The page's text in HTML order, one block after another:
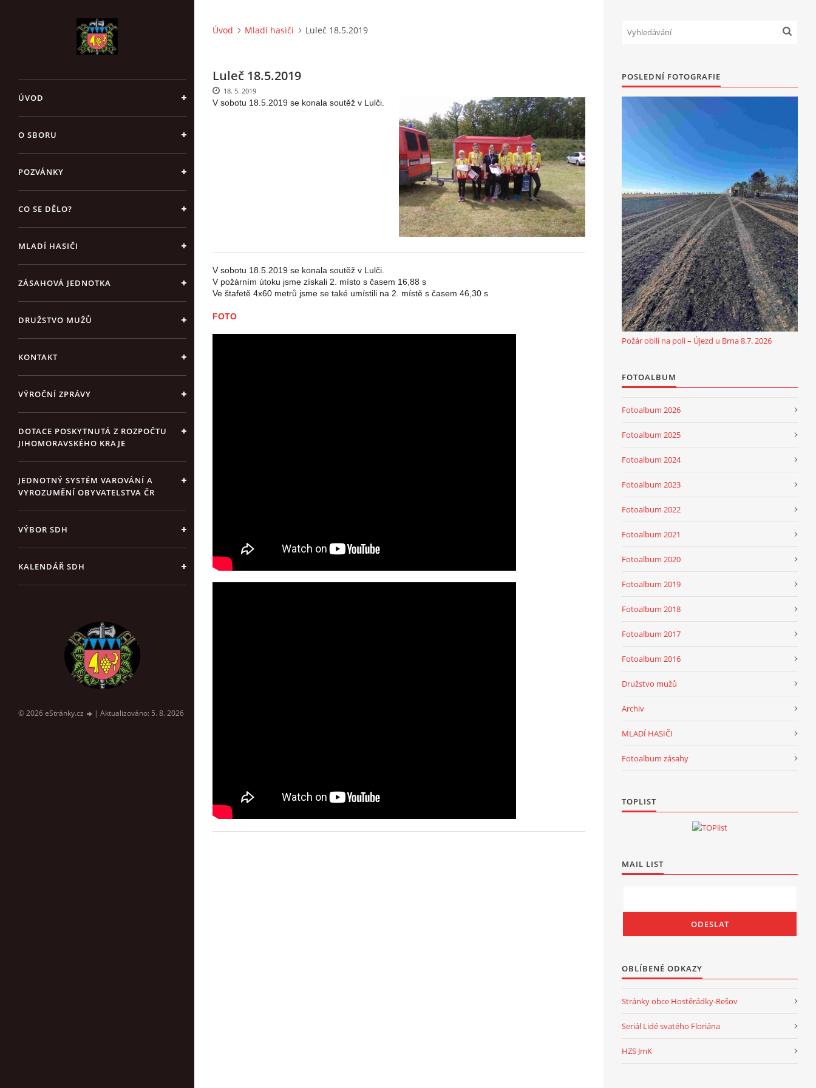
ÚVOD
O SBORU
POZVÁNKY
CO SE DĚLO?
MLADÍ HASIČI
ZÁSAHOVÁ JEDNOTKA
DRUŽSTVO MUŽŮ
KONTAKT
VÝROČNÍ ZPRÁVY
DOTACE POSKYTNUTÁ Z ROZPOČTU
JIHOMORAVSKÉHO KRAJE
JEDNOTNÝ SYSTÉM VAROVÁNÍ A
VYROZUMĚNÍ OBYVATELSTVA ČR
VÝBOR SDH
KALENDÁŘ SDH
© 2026 eStránky.cz | Aktualizováno: 5. 8. 2026
Úvod Mladí hasiči Luleč 18.5.2019
Luleč 18.5.2019
V sobotu 18.5.2019 se konala soutěž v Lulči.
18. 5. 2019
V sobotu 18.5.2019 se konala soutěž v Lulči.
V požárním útoku jsme získali 2. místo s časem 16,88 s
Ve štafetě 4x60 metrů jsme se také umístili na 2. místě s časem 46,30 s
FOTO
POSLEDNÍ FOTOGRAFIE
Požár obilí na poli – Újezd u Brna 8.7. 2026
FOTOALBUM
Fotoalbum 2026
Fotoalbum 2025
Fotoalbum 2024
Fotoalbum 2023
Fotoalbum 2022
Fotoalbum 2021
Fotoalbum 2020
Fotoalbum 2019
Fotoalbum 2018
Fotoalbum 2017
Fotoalbum 2016
Družstvo mužů
Archiv
MLADÍ HASIČI
Fotoalbum zásahy
TOPLIST
MAIL LIST
OBLÍBENÉ ODKAZY
Stránky obce Hostěrádky-Rešov
Seriál Lidé svatého Floriána
HZS JmK